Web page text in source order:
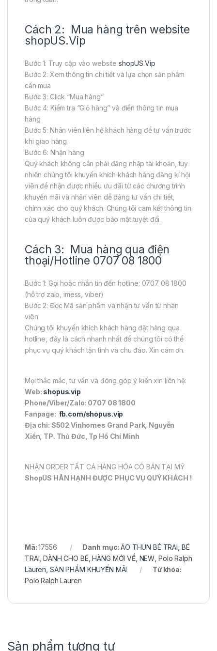
Cách 2: Mua hàng trên website
shopUS.Vip
Bước 1: Truy cập vào website shopUS.Vip
Bước 2: Xem thông tin chi tiết và lựa chọn sản phẩm
cần mua
Bước 3: Click “Mua hàng”
Bước 4: Kiểm tra “Giỏ hàng” và điền thông tin mua
hàng
Bước 5: Nhân viên liên hệ khách hàng để tư vấn trước
khi giao hàng
Bước 6: Nhận hàng
Quý khách không cần phải đăng nhập tài khoản, tuy
nhiên chúng tôi khuyến khích khách hàng đăng kí hội
viên để nhận được nhiều ưu đãi từ các chương trình
khuyến mãi và nhân viên dễ dàng tư vấn chi tiết,
chính xác cho quý khách. Chúng tôi cam kết thông tin
của quý khách luôn được bảo mật tuyệt đối.
Cách 3: Mua hàng qua điện
thoại/Hotline 0707 08 1800
Bước 1: Gọi hoặc nhắn tin đến hotline: 0707 08 1800
(hỗ trợ zalo, imess, viber)
Bước 2: Đọc Mã sản phẩm và nhận tư vấn từ nhân
viên
Chúng tôi khuyến khích khách hàng đặt hàng qua
hotline, đây là cách nhanh nhất để chúng tôi có thể
phục vụ quý khách tận tình và chu đáo. Xin cám ơn.
Mọi thắc mắc, tư vấn và đóng góp ý kiến xin liên hệ:
Web: shopus.vip
Phone/Viber/Zalo: 0707 08 1800
Fanpage: fb.com/shopus.vip
Địa chỉ: S502 Vinhomes Grand Park, Nguyễn
Xiển, TP. Thủ Đức, Tp Hồ Chí Minh
NHẬN ORDER TẤT CẢ HÀNG HÓA CÓ BÁN TẠI MỸ
ShopUS HÂN HẠNH ĐƯỢC PHỤC VỤ QUÝ KHÁCH !
Mã:17556 Danh mục:ÁO THUN BÉ TRAI BÉ
TRAI ,DÀNH CHO BÉ ,HÀNG MỚI VỀ, NEW Polo Ralph
Lauren SẢN PHẨM KHUYẾN MÃI
Từ khóa:
Polo Ralph Lauren
Sản phẩm tương tự